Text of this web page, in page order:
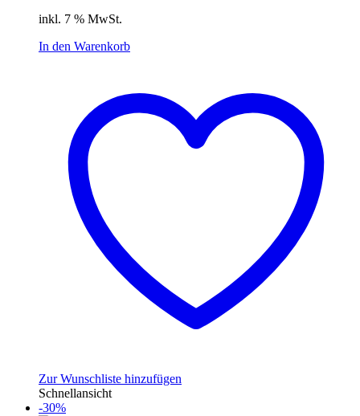
war:
ist:
inkl. 7 % MwSt.
In den Warenkorb
Zur Wunschliste hinzufügen
Schnellansicht
-30%